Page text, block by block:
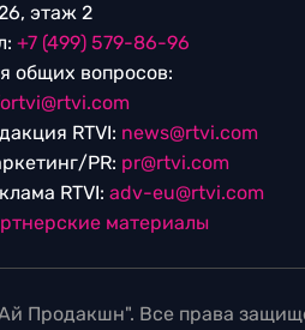
этаж 2
+7 (499) 579-86-96
общих вопросов:
RTVI: news@rtvi.com
PR: pr@rtvi.com
RTVI: adv-eu@rtvi.com
материалы
Продакшн". Все права